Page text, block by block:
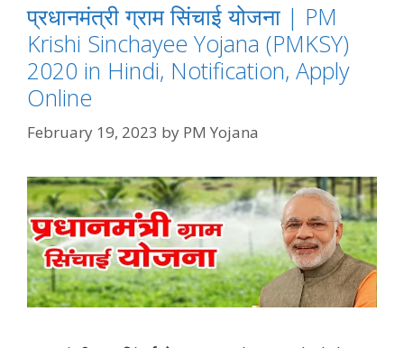
प्रधानमंत्री ग्राम सिंचाई योजना | PM
Krishi Sinchayee Yojana (PMKSY)
2020 in Hindi, Notification, Apply
Online
February 19, 2023 by PM Yojana